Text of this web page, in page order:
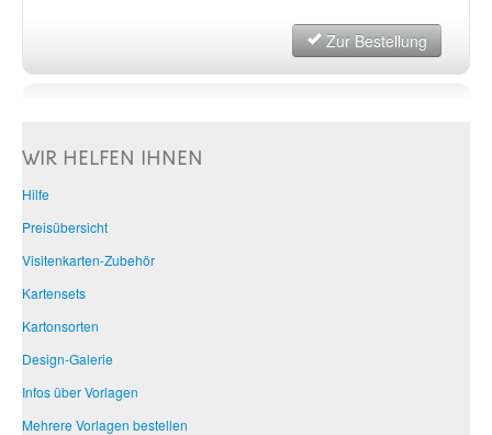
Zur Bestellung
WIR HELFEN IHNEN
Hilfe
Preisübersicht
Visitenkarten-Zubehör
Kartensets
Kartonsorten
Design-Galerie
Infos über Vorlagen
Mehrere Vorlagen bestellen